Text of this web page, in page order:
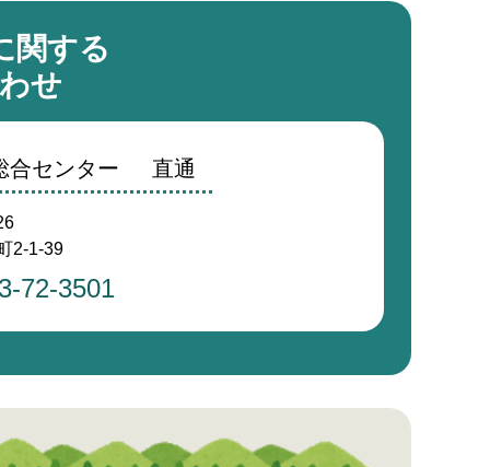
関する
せ
合センター 直通
2-1-39
72-3501